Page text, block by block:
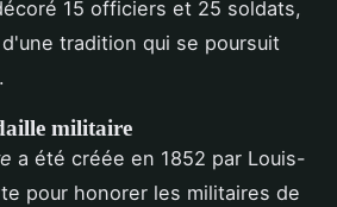
15 officiers et 25 soldats,
tradition qui se poursuit
militaire
a été créée en 1852 par Louis-
pour honorer les militaires de